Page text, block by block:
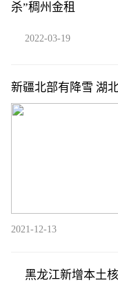
杀”稠州金租
2022-03-19
新疆北部有降雪 湖
2021-12-13
黑龙江新增本土